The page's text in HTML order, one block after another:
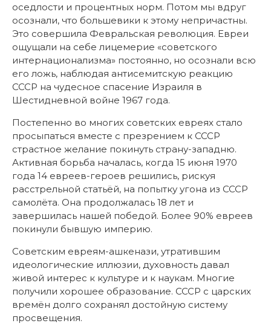
оседлости и процентных норм. Потом мы вдруг
осознали, что большевики к этому непричастны.
Это совершила Февральская революция. Евреи
ощущали на себе лицемерие «советского
интернационализма» постоянно, но осознали всю
его ложь, наблюдая антисемитскую реакцию
СССР на чудесное спасение Израиля в
Шестидневной войне 1967 года.
Постепенно во многих советских евреях стало
просыпаться вместе с презрением к СССР
страстное желание покинуть страну-западню.
Активная борьба началась, когда 15 июня 1970
года 14 евреев-героев решились, рискуя
расстрельной статьёй, на попытку угона из СССР
самолёта. Она продолжалась 18 лет и
завершилась нашей победой. Более 90% евреев
покинули бывшую империю.
Советским евреям-ашкенази, утратившим
идеологические иллюзии, духовность давал
живой интерес к культуре и к наукам. Многие
получили хорошее образование. СССР с царских
времён долго сохранял достойную систему
просвещения.